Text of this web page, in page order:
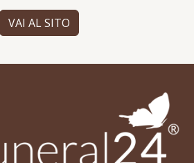
VAI AL SITO